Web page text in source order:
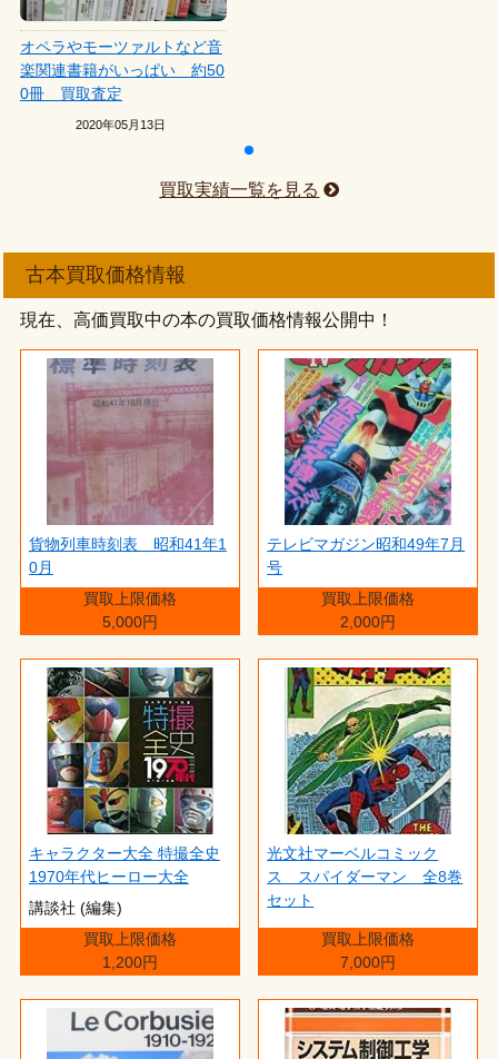
オペラやモーツァルトなど音
楽関連書籍がいっぱい 約50
0冊 買取査定
2020年05月13日
買取実績一覧を見る
古本買取価格情報
現在、高価買取中の本の買取価格情報公開中！
貨物列車時刻表 昭和41年1
0月
買取上限価格
5,000円
テレビマガジン昭和49年7月
号
買取上限価格
2,000円
キャラクター大全 特撮全史
1970年代ヒーロー大全
講談社 (編集)
買取上限価格
1,200円
光文社マーベルコミック
ス スパイダーマン 全8巻
セット
買取上限価格
7,000円